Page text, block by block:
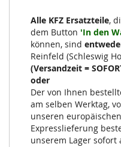
Alle KFZ Ersatzteile,
dem Button 'In den
können, sind
Reinfeld (Schleswig
(Versandzeit =
oder
Der von Ihnen
am selben Werktag,
unseren
Expresslieferung
unserem Lager sofort